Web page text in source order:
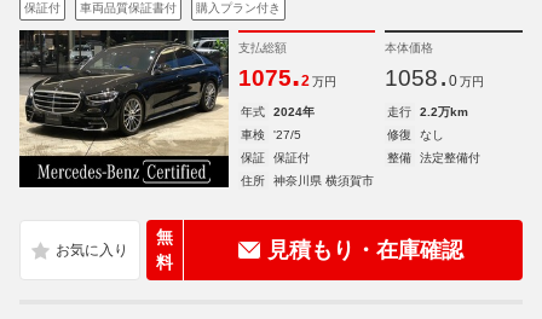
保証付 車両品質保証書付 購入プラン付き
支払総額
1075.2 万円
本体価格
1058. 0 万円
年式 2024年 走行
2.2万km
車検
'27/5 修復
なし
保証
保証付 整備
法定整備付
住所
神奈川県 横須賀市
無
料
見積もり・在庫確認